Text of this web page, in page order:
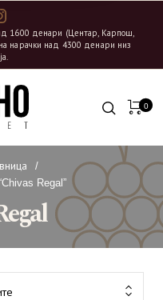
1600 денари (Центар, Карпош,
нарачки над 4300 денари низ
0
/
Regal”